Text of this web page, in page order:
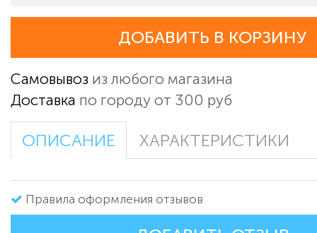
ДОБАВИТЬ В КОРЗИНУ
Самовывоз из любого магазина
Доставка по городу от 300 руб
ОПИСАНИЕ ХАРАКТЕРИСТИКИ
Правила оформления отзывов